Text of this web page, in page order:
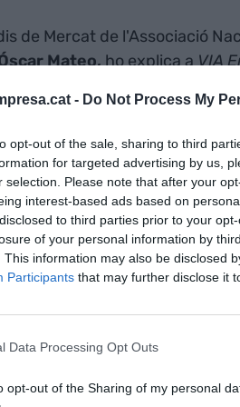
- Do Not Process My
opt-out of the sale, sharing to third
for targeted advertising by us,
selection. Please note that after your
interest-based ads based on
to third parties prior to your
of your personal information by
This information may also be disclosed
Participants that may further disclose it
Data Processing Opt Outs
opt-out of the Sharing of my personal
de Mercat de l'Associació
Mateo,ho explica aVIA
als EUA l'any 29, durant la
per l'adversitat, el
ho va fer
és diferent i requereix
de la pell són generalment
de color, en temps de crisi el
és més econòmic, tapa
que pal·lia aquests defectes,
un major volum de vendes
adquisitiu".
"En
major